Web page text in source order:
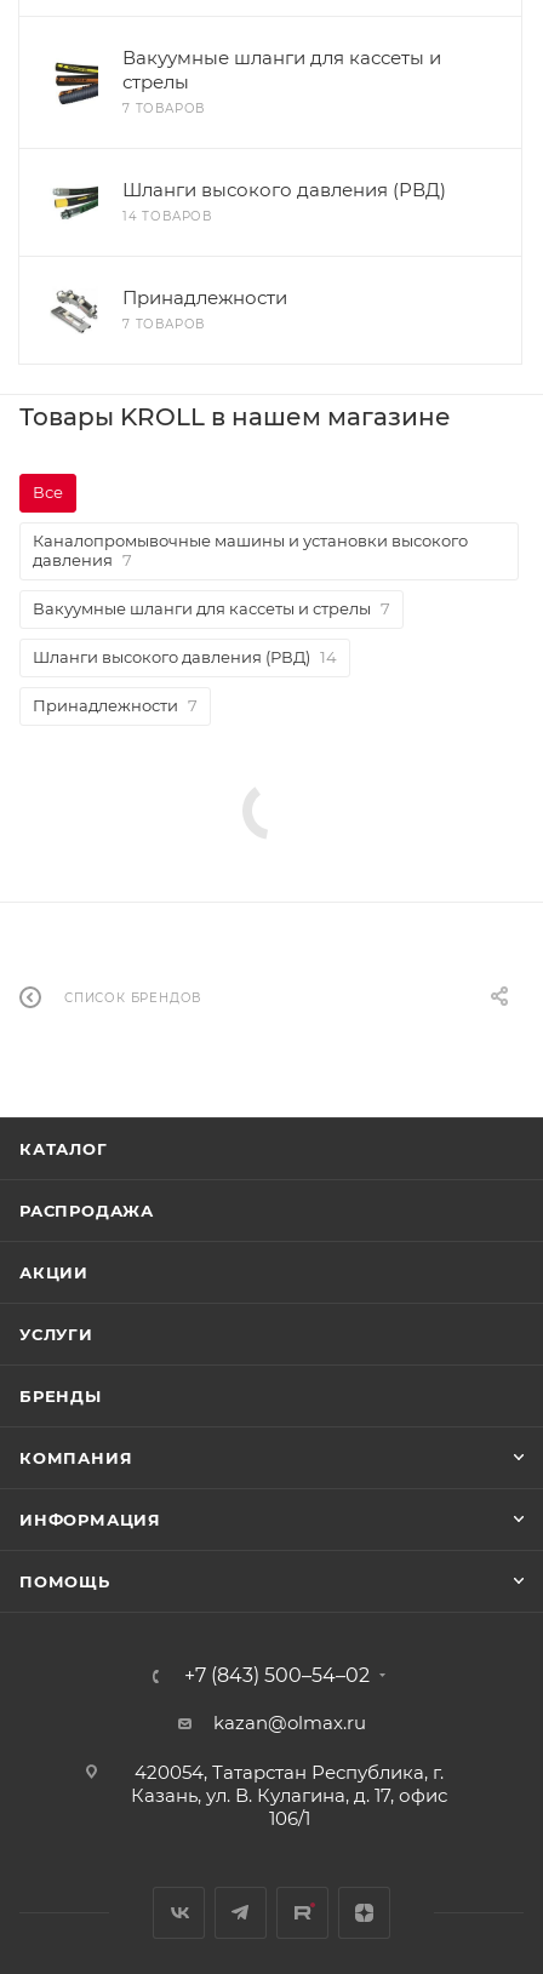
Вакуумные шланги для кассеты и
стрелы
7 ТОВАРОВ
Шланги высокого давления (РВД)
14 ТОВАРОВ
Принадлежности
7 ТОВАРОВ
Товары KROLL в нашем магазине
Все
Каналопромывочные машины и установки высокого
давления 7
Вакуумные шланги для кассеты и стрелы 7
Шланги высокого давления (РВД) 14
Принадлежности 7
СПИСОК БРЕНДОВ
КАТАЛОГ
РАСПРОДАЖА
АКЦИИ
УСЛУГИ
БРЕНДЫ
КОМПАНИЯ
ИНФОРМАЦИЯ
ПОМОЩЬ
+7 (843) 500–54–02
kazan@olmax.ru
420054, Татарстан Республика, г.
Казань, ул. В. Кулагина, д. 17, офис
106/1